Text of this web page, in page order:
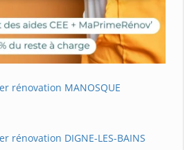
rénovation MANOSQUE
rénovation DIGNE-LES-BAINS